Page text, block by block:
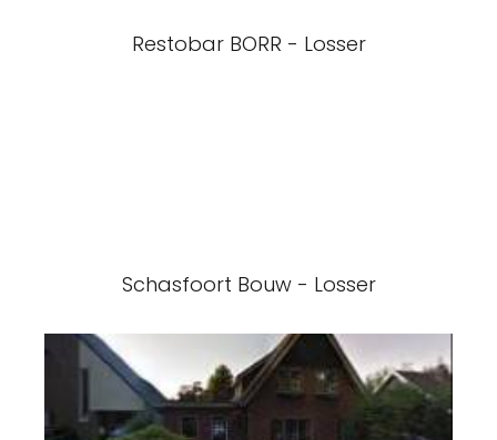
Restobar BORR - Losser
Schasfoort Bouw - Losser